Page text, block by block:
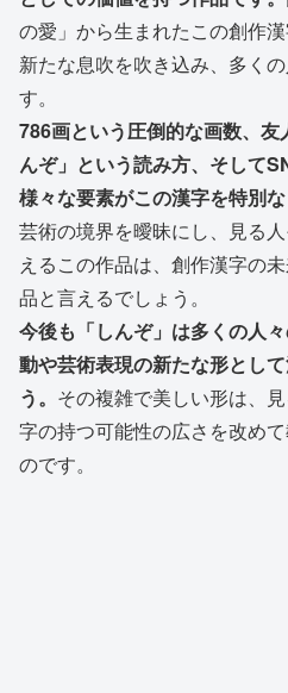
の愛」から生まれたこの創作
新たな息吹を吹き込み、多く
す。
786画という圧倒的な画数、
んぞ」という読み方、そして
様々な要素がこの漢字を特別な
芸術の境界を曖昧にし、見る
えるこの作品は、創作漢字の
品と言えるでしょう。
今後も「しんぞ」は多くの人
動や芸術表現の新たな形とし
う。 その複雑で美しい形は、
字の持つ可能性の広さを改め
のです。